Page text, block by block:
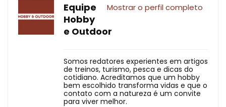
Mostrar o perfil completo
Equipe
Hobby
e Outdoor
Somos redatores experientes em artigos
de treinos, turismo, pesca e dicas do
cotidiano. Acreditamos que um hobby
bem escolhido transforma vidas e que o
contato com a natureza é um convite
para viver melhor.